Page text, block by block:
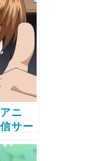
の動
比較
聴す
ニ
サー